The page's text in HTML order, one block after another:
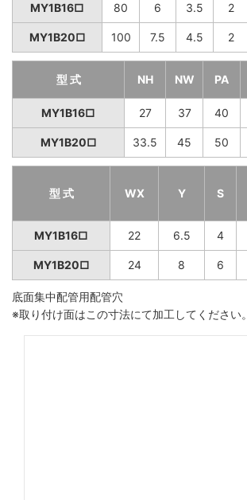
MY1B16□ 80 6 3.5 2
MY1B20□ 100 7.5 4.5 2
型 式 NH NW PA
MY1B16□ 27 37 40
MY1B20□ 33.5 45 50
型 式 WX Y S
MY1B16□ 22 6.5 4
MY1B20□ 24 8 6
底面集中配管用配管穴
※取り付け面はこの寸法にて加工してください。